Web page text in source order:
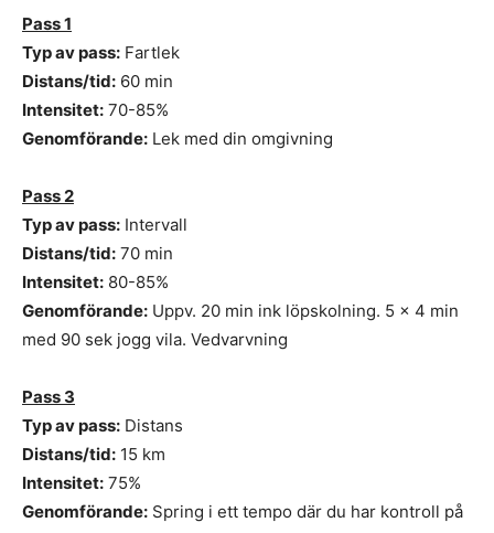
Pass 1
Typ av pass: Fartlek
Distans/tid: 60 min
Intensitet: 70-85%
Genomförande: Lek med din omgivning
Pass 2
Typ av pass: Intervall
Distans/tid: 70 min
Intensitet: 80-85%
Genomförande: Uppv. 20 min ink löpskolning. 5 x 4 min
med 90 sek jogg vila. Vedvarvning
Pass 3
Typ av pass: Distans
Distans/tid: 15 km
Intensitet: 75%
Genomförande: Spring i ett tempo där du har kontroll på